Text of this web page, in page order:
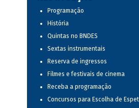
Programação
História
Quintas no BNDES
Sextas instrumentais
Reserva de ingressos
Filmes e festivais de cinema
Receba a programação
Concursos para Escolha de